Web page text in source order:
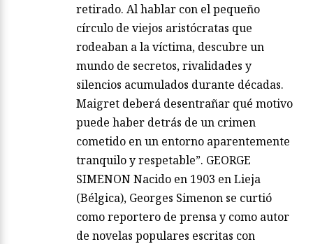
retirado. Al hablar con el pequeño
círculo de viejos aristócratas que
rodeaban a la víctima, descubre un
mundo de secretos, rivalidades y
silencios acumulados durante décadas.
Maigret deberá desentrañar qué motivo
puede haber detrás de un crimen
cometido en un entorno aparentemente
tranquilo y respetable”. GEORGE
SIMENON Nacido en 1903 en Lieja
(Bélgica), Georges Simenon se curtió
como reportero de prensa y como autor
de novelas populares escritas con